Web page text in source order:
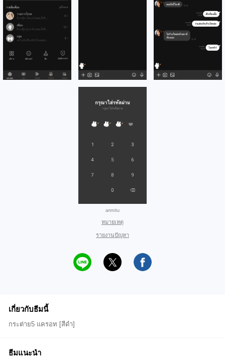
anmitu
หมายเหตุ
รายงานปัญหา
เกี่ยวกับธีมนี้
กระต่าย5 แครอท [สีดำ]
ธีมแนะนำ